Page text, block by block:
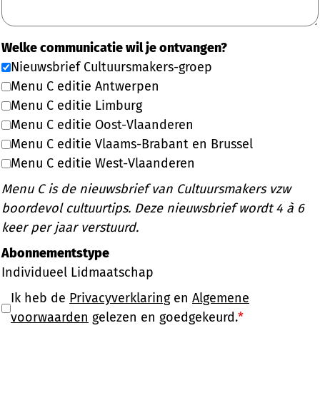
Welke communicatie wil je ontvangen?
Nieuwsbrief Cultuursmakers-groep
Menu C editie Antwerpen
Menu C editie Limburg
Menu C editie Oost-Vlaanderen
Menu C editie Vlaams-Brabant en Brussel
Menu C editie West-Vlaanderen
Menu C is de nieuwsbrief van Cultuursmakers vzw
boordevol cultuurtips. Deze nieuwsbrief wordt 4 à 6
keer per jaar verstuurd.
Abonnementstype
Individueel Lidmaatschap
Ik heb de Privacyverklaringen Algemene
voorwaarden gelezen en goedgekeurd.*